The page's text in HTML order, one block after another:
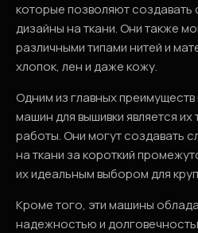
которые позволяют
дизайны на ткани. Они также
различными типами нитей и
хлопок, лен и даже кожу.
Одним из главных
машин для вышивки является
работы. Они могут создавать
на ткани за короткий
их идеальным выбором для
Кроме того, эти машины
надежностью и